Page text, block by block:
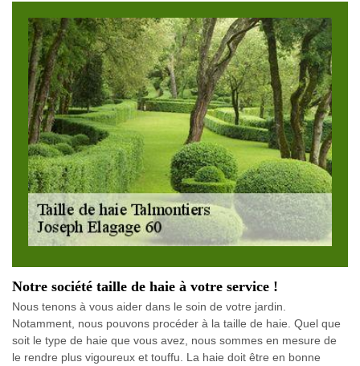
Notre société taille de haie à votre service !
Nous tenons à vous aider dans le soin de votre jardin.
Notamment, nous pouvons procéder à la taille de haie. Quel que
soit le type de haie que vous avez, nous sommes en mesure de
le rendre plus vigoureux et touffu. La haie doit être en bonne